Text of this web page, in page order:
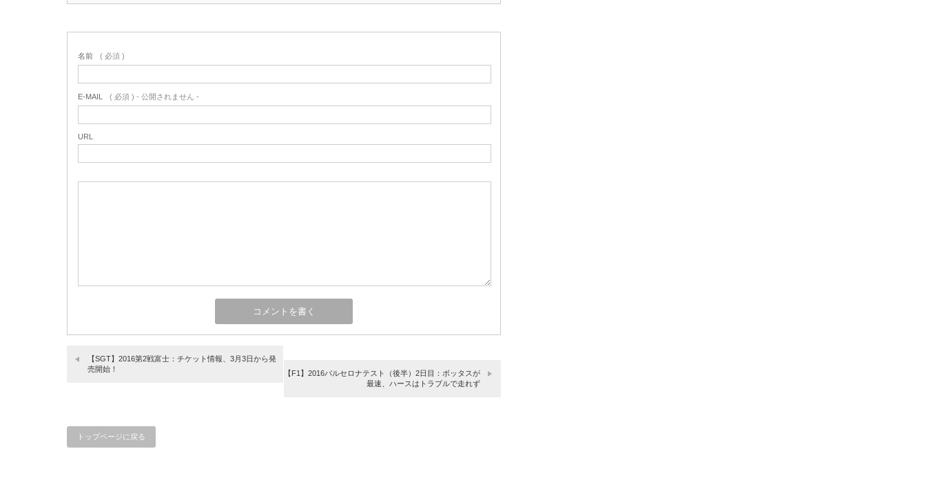
名前 ( 必須 )
E-MAIL ( 必須 ) - 公開されません -
URL
【SGT】2016第2戦富士：チケット情報、3月3日から発
売開始！
【F1】2016バルセロナテスト（後半）2日目：ボッタスが
最速、ハースはトラブルで走れず
トップページに戻る